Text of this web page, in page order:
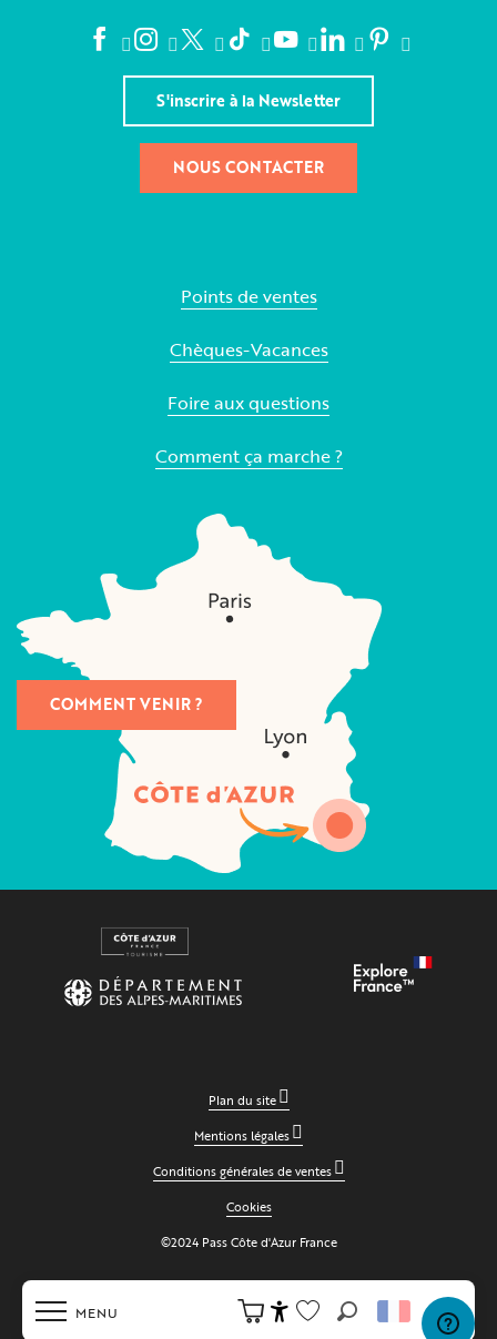
MENU
S'inscrire à la Newsletter
NOUS CONTACTER
Points de ventes
Chèques-Vacances
Foire aux questions
Comment ça marche ?
COMMENT VENIR ?
Plan du site
Mentions légales
Conditions générales de ventes
Cookies
©2024 Pass Côte d'Azur France